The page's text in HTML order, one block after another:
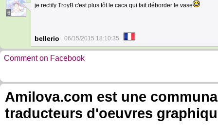
6
je rectify TroyB c'est plus tôt le caca qui fait déborder le vase
bellerio 06/15/2015 18:10:35
Comment on Facebook
Amilova.com est une
traducteurs d'oeuvres